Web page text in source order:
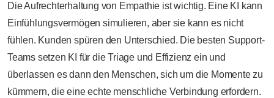
Die Aufrechterhaltung von Empathie ist wichtig. Eine KI kann
Einfühlungsvermögen simulieren, aber sie kann es nicht
fühlen. Kunden spüren den Unterschied. Die besten Support-
Teams setzen KI für die Triage und Effizienz ein und
überlassen es dann den Menschen, sich um die Momente zu
kümmern, die eine echte menschliche Verbindung erfordern.